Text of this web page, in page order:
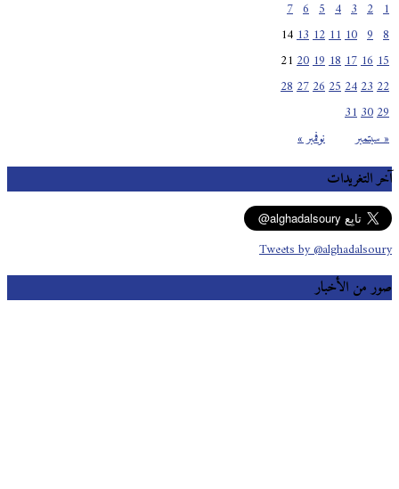
« سبتمبر نوفمبر »
10
11
12
13
14
15
16
17
18
19
20
21
22
23
24
25
26
27
28
29
30
31
آخر التغريدات
Tweets by @alghadalsoury
صور من الأخبار